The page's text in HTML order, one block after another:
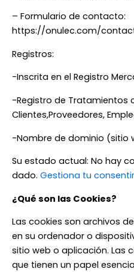
– Formulario de contacto:
https://onulec.com/
Registros:
-Inscrita en el Registro
-Registro de Tratamientos
Clientes,Proveedores,
-Nombre de dominio
Su estado actual: No hay
dado. Gestiona tu
¿Qué son las Cookies?
Las cookies son archivos
en su ordenador o
sitio web o aplicación. Las
que tienen un papel